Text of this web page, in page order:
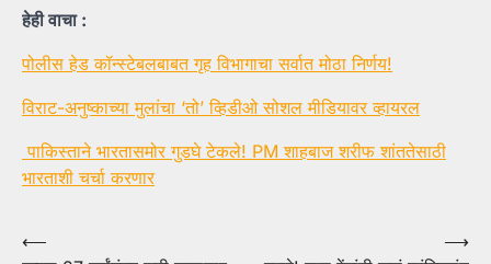
हेही वाचा :
पोलीस हेड कॉन्स्टेबलबाबत गृह विभागाचा सर्वात मोठा निर्णय!
विराट-अनुष्काच्या मुलांचा ‘तो’ व्हिडीओ सोशल मीडियावर व्हायरल
पाकिस्ताने भारतासमोर गुडघे टेकले! PM शाहबाज शरीफ शांततेसाठी
भारताशी चर्चा करणार
Post
⟵
⟶